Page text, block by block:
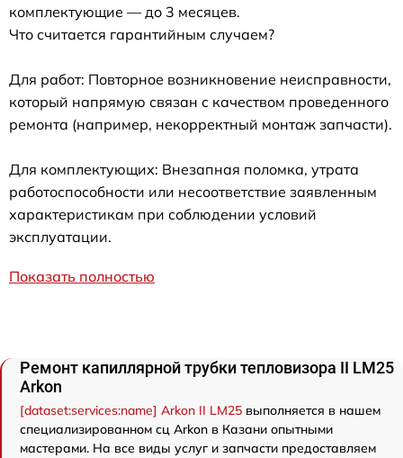
комплектующие — до 3 месяцев.
Что считается гарантийным случаем?
Для работ: Повторное возникновение неисправности,
который напрямую связан с качеством проведенного
ремонта (например, некорректный монтаж запчасти).
Для комплектующих: Внезапная поломка, утрата
работоспособности или несоответствие заявленным
характеристикам при соблюдении условий
эксплуатации.
Показать полностью
Ремонт капиллярной трубки тепловизора II LM25
Arkon
[dataset:services:name] Arkon II LM25 выполняется в нашем
специализированном сц Arkon в Казани опытными
мастерами. На все виды услуг и запчасти предоставляем